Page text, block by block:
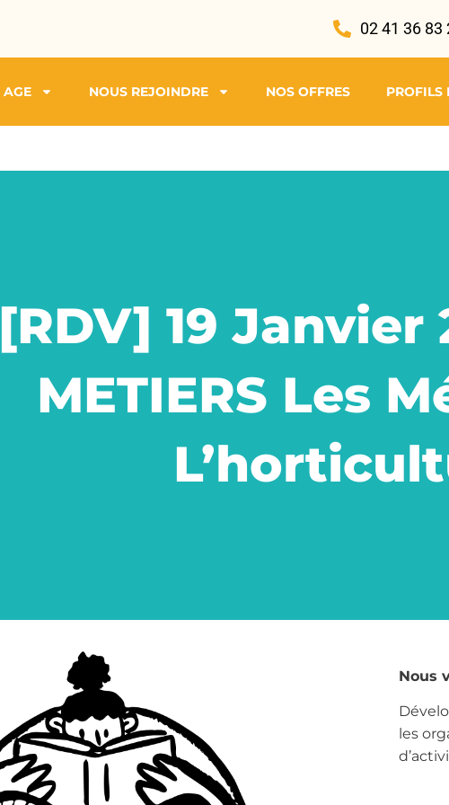
02 41 36 83
AGE NOUS REJOINDRE NOS OFFRES PROFILS
[RDV] 19 Janvier
METIERS Les
Nous
les